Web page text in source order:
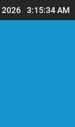
2026 3:15:35 AM